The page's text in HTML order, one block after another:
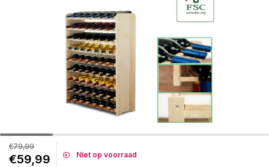
€79,99
€59,99 Niet op voorraad